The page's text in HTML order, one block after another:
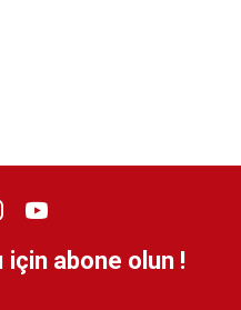
için abone olun !